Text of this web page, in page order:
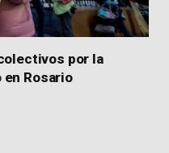
por la
en Rosario